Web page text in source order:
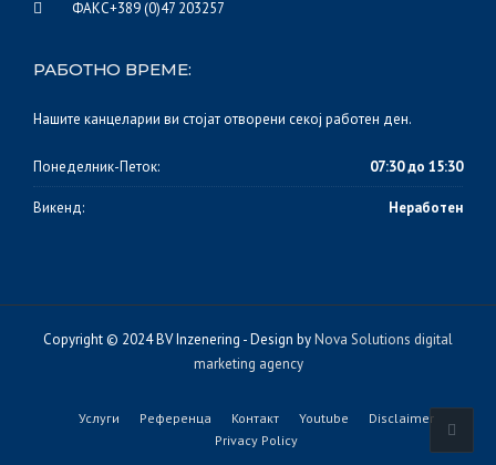
ФАКС+389 (0)47 203257
РАБОТНО ВРЕМЕ:
Нашите канцеларии ви стојат отворени секој работен ден.
Понеделник-Петок: 07:30 до 15:30
Викенд: Неработен
Copyright © 2024 BV Inzenering - Design byNova Solutions digital
marketing agency
Услуги Референца Контакт Youtube
Disclaimer
Privacy Policy